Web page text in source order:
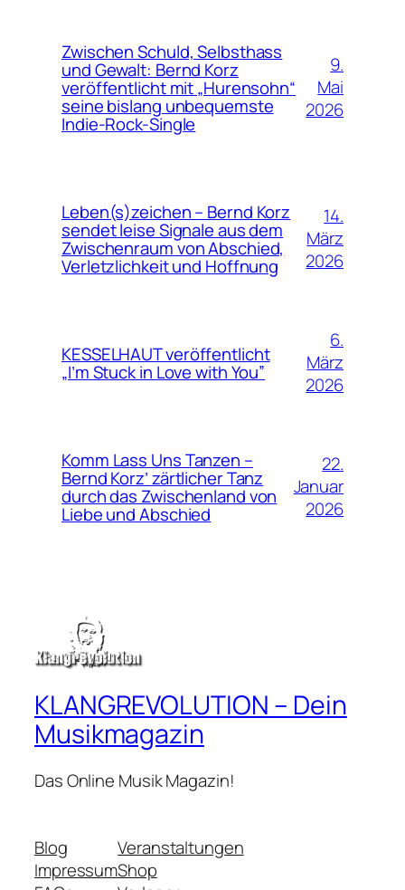
Zwischen Schuld, Selbsthass
und Gewalt: Bernd Korz
veröffentlicht mit „Hurensohn“
seine bislang unbequemste
Indie-Rock-Single
9.
Mai
2026
Leben(s)zeichen – Bernd Korz
sendet leise Signale aus dem
Zwischenraum von Abschied,
Verletzlichkeit und Hoffnung
14.
März
2026
KESSELHAUT veröffentlicht
„I’m Stuck in Love with You”
6.
März
2026
Komm Lass Uns Tanzen –
Bernd Korz’ zärtlicher Tanz
durch das Zwischenland von
Liebe und Abschied
22.
Januar
2026
KLANGREVOLUTION – Dein
Musikmagazin
Das Online Musik Magazin!
Blog
Impressum
Veranstaltungen
Shop